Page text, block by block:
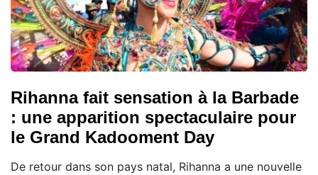
Rihanna fait sensation à la Barbade
: une apparition spectaculaire pour
le Grand Kadooment Day
De retour dans son pays natal, Rihanna a une nouvelle